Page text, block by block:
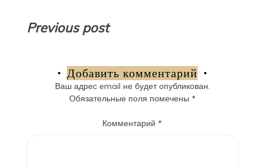
Навигация
записям
Previous post
Добавить комментарий
Ваш адрес email не будет опубликован.
Обязательные поля помечены *
Комментарий*